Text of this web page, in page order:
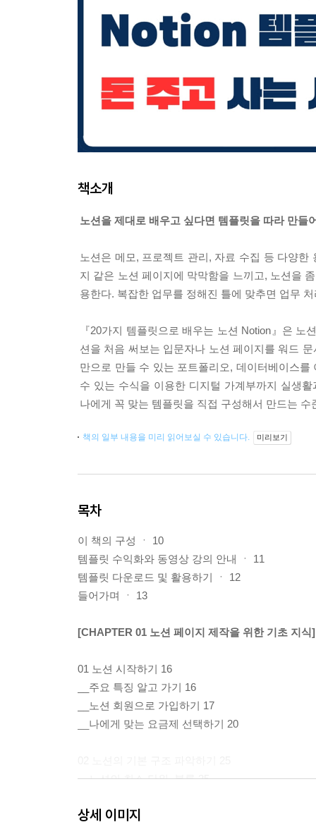
책소개
노션을 제대로 배우고 싶다면 템플릿을 따라 만들
노션은 메모, 프로젝트 관리, 자료 수집 등 다양
지 같은 노션 페이지에 막막함을 느끼고, 노션을
용한다. 복잡한 업무를 정해진 틀에 맞추면 업무
『20가지 템플릿으로 배우는 노션 Notion』은
션을 처음 써보는 입문자나 노션 페이지를 워드
만으로 만들 수 있는 포트폴리오, 데이터베이스
수 있는 수식을 이용한 디지털 가계부까지 실생
나에게 꼭 맞는 템플릿을 직접 구성해서 만드는 수
책의 일부 내용을 미리 읽어보실 수 있습니다. 미리보기
목차
이 책의 구성 ㆍ 10
템플릿 수익화와 동영상 강의 안내 ㆍ 11
템플릿 다운로드 및 활용하기 ㆍ 12
들어가며 ㆍ 13
[CHAPTER 01 노션 페이지 제작을 위한 기초 지식]
01 노션 시작하기 16
__주요 특징 알고 가기 16
__노션 회원으로 가입하기 17
__나에게 맞는 요금제 선택하기 20
__노션의 최소 단위, 블록 25
__페이지들의 구분, 섹션 27
상세 이미지